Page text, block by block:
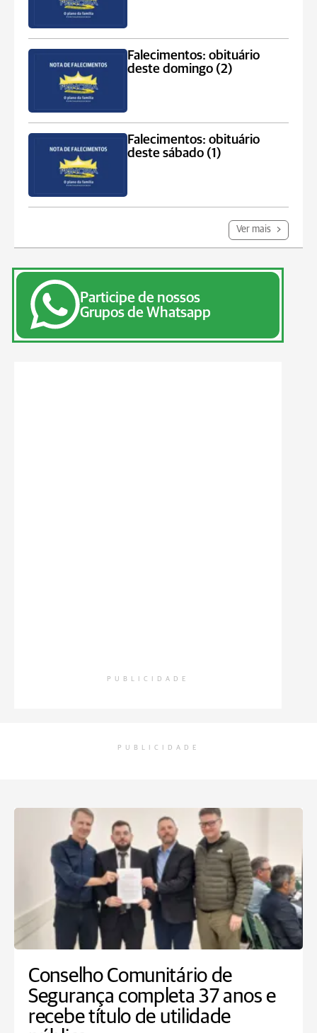
Falecimentos: obituário
deste domingo (2)
Falecimentos: obituário
deste sábado (1)
Ver mais
Participe de nossos
Grupos de Whatsapp
PUBLICIDADE
PUBLICIDADE
Conselho Comunitário de
Segurança completa 37 anos e
recebe título de utilidade